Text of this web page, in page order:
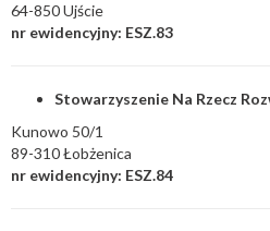
64-850 Ujście
nr ewidencyjny: ESZ.83
Stowarzyszenie Na Rzecz
Kunowo 50/1
89-310 Łobżenica
nr ewidencyjny: ESZ.84